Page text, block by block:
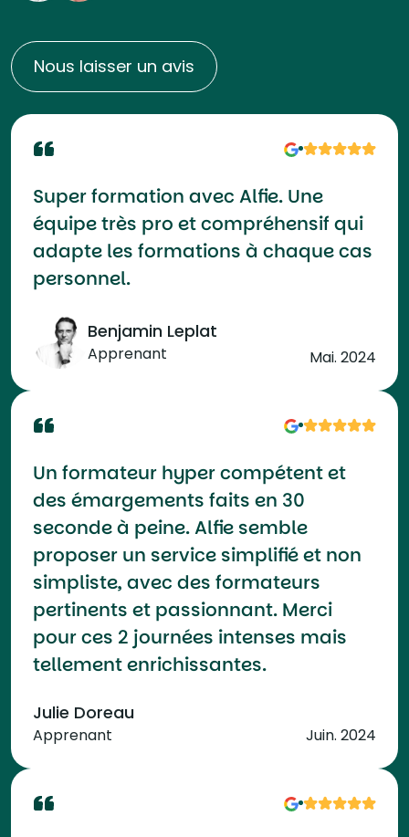
Nous laisser un avis
Super formation avec Alfie. Une
équipe très pro et compréhensif qui
adapte les formations à chaque cas
personnel.
Benjamin Leplat
Apprenant Mai. 2024
Un formateur hyper compétent et
des émargements faits en 30
seconde à peine. Alfie semble
proposer un service simplifié et non
simpliste, avec des formateurs
pertinents et passionnant. Merci
pour ces 2 journées intenses mais
tellement enrichissantes.
Julie Doreau
Apprenant Juin. 2024